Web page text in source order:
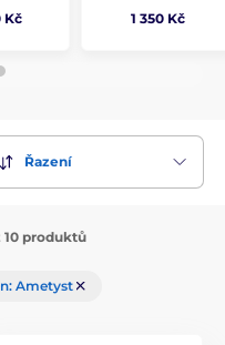
Kč
1 350 Kč
Řazení
10 produktů
Ametyst